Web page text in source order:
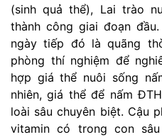
(sinh quả thể), Lai trào
thành công giai đoạn
ngày tiếp đó là quãng
phòng thí nghiệm để
hợp giá thể nuôi sống
nhiên, giá thể để nấm
loài sâu chuyên biệt. Cậu
vitamin có trong con